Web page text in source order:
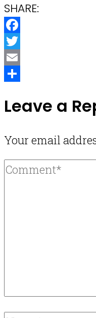
SHARE:
Facebook
Twitter
Email
Leave a
Your email